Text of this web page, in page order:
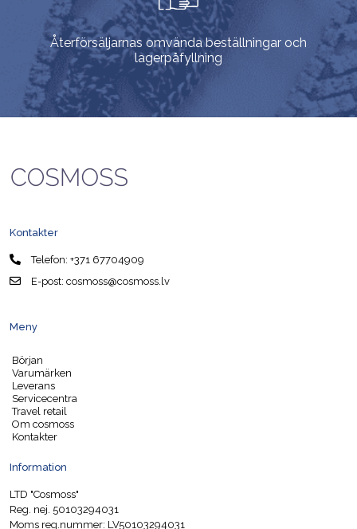
Återförsäljarnas omvända beställningar och
lagerpåfyllning
Kontakter
Telefon: +371 67704909
E-post: cosmoss@cosmoss.lv
Meny
Början
Varumärken
Leverans
Servicecentra
Travel retail
Om cosmoss
Kontakter
Information
LTD "Cosmoss"
Reg. nej. 50103294031
Moms reg.nummer: LV50103294031